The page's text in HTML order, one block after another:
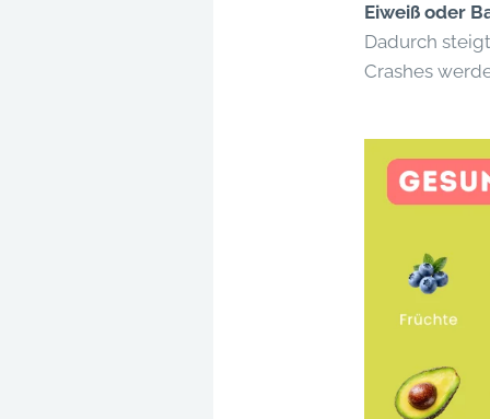
Eiweiß oder
Dadurch
Crashes